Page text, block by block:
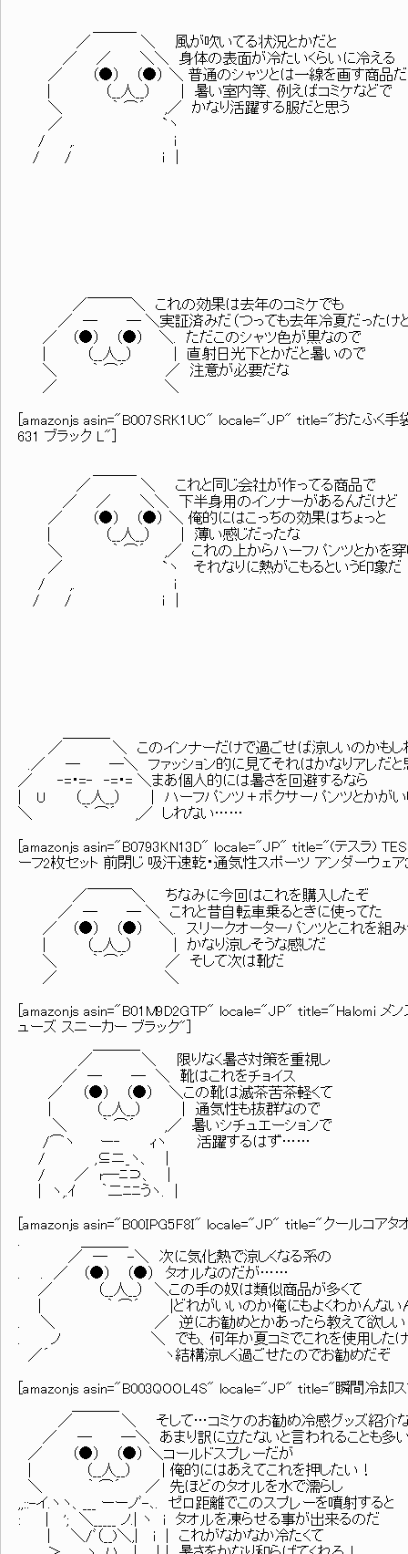
／ ＼ 風が吹いてる状況とかだと
／ ／ ＼＼ 身体の表面が冷たいくらいに冷える
／ （●） （●） ＼ 普通のシャツとは一線を画す商品だ
| （__人__） | 暑い室内等、例えばコミケなどで
＼ ｀ ⌒´ ,／ かなり活躍する服だと思う
／ `ヽ
/ ,. i
/ / ｉ |
／￣￣￣＼ これの効果は去年のコミケでも
／ ─ ─ ＼実証済みだ（つっても去年冷夏だったけど
／ （●） （●） ＼. ただこのシャツ色が黒なので
| （__人__） | 直射日光下とかだと暑いので
＼ ｀ ⌒´ ／ 注意が必要だな
／ ＼
[amazonjs asin="B007SRK1UC" locale="JP" title="おたふく手
631 ブラック L"]
／ ＼ これと同じ会社が作ってる商品で
／ ／ ＼＼ 下半身用のインナーがあるんだけど
／ （●） （●） ＼ 俺的にはこっちの効果はちょっと
| （__人__） | 薄い感じだったな
＼ ｀ ⌒´ ,／ これの上からハーフパンツとかを穿い
／ `ヽ それなりに熱がこもるという印象だ
/ ,. i
/ / ｉ |
／ ＼ このインナーだけで過ごせば涼しいのかもし
.／ ─ ─＼ ファッション的に見てそれはかなりアレだと
／ ‐=・=‐ ‐=・= ＼まあ個人的には暑さを回避するなら
| U （__人__） | ハーフパンツ＋ボクサーパンツとかがい
＼ ｀ ⌒´ ,／ しれない……
[amazonjs asin="B0793KN13D" locale="JP" title="(テスラ)
ーフ2枚セット 前閉じ 吸汗速乾・通気性スポーツ アンダーウェ
／￣￣￣＼ ちなみに今回はこれを購入したぞ
／ ─ ─ ＼ これと昔自転車乗るときに使ってた
／ （●） （●） ＼. スリークオーターパンツとこれを組
| （__人__） | かなり涼しそうな感じだ
＼ ｀ ⌒´ ／ そして次は靴だ
／ ＼
[amazonjs asin="B01M9D2GTP" locale="JP" title="Halomi メ
ューズ スニーカー ブラック"]
／ ＼ 限りなく暑さ対策を重視し
／ ─ ─ ＼ 靴はこれをチョイス
／ （●） （●） ＼この靴は滅茶苦茶軽くて
| （__人__） | 通気性も抜群なので
＼ ｀ ⌒´ ,／ 暑いシチュエーションで
/⌒ヽ ー‐ ｨヽ 活躍するはず……
/ ,⊆ニ_ヽ、 |
/ ／ r─ﾆ⊃、 |
| ヽ,.ｲ ｀二ﾆﾆうヽ. |
[amazonjs asin="B00IPG5F8I" locale="JP" title="クールコア
／ ― -＼ 次に気化熱で涼しくなる系の
. . ／ （●） （●） タオルなのだが……
／ （__人__） ＼この手の奴は類似商品が多くて
| ｀ ⌒´ |どれがいいのか俺にもよくわかんないん
. ＼ ／ 逆にお勧めとかあったら教えて欲しい
. ノ ＼ でも、何年か夏コミでこれを使用したけ
／´ ヽ結構涼しく過ごせたのでお勧めだぞ
[amazonjs asin="B003QOOL4S" locale="JP" title="瞬間冷却
／ ＼ そして…コミケのお勧め冷感グッズ紹介な
／ ─ ─＼ あまり訳に立たないと言われることも多
／ （●） （●） ＼コールドスプレーだが
| （__人__） | 俺的にはあえてこれを押したい！
＼ ｀ ⌒´ ／ 先ほどのタオルを水で濡らし
,,::-イ.ヽヽ、___ ーーノﾞ-､. ゼロ距離でこのスプレーを噴射すると
: | '; ＼_____ ノ.| ヽ i タオルを凍らせる事が出来るのだ
| ＼/ﾞ（__)＼,| i | これがなかなか冷たくて